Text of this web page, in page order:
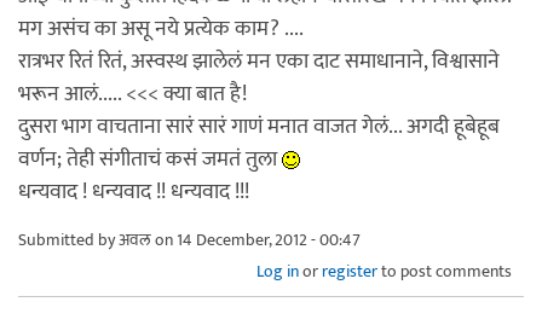
मग असंच का असू नये प्रत्येक काम? ....
रात्रभर रितं रितं, अस्वस्थ झालेलं मन एका दाट समाधानाने, विश्वासाने
भरून आलं..... <<< क्या बात है!
दुसरा भाग वाचताना सारं सारं गाणं मनात वाजत गेलं... अगदी हूबेहूब
वर्णन; तेही संगीताचं कसं जमतं तुला
धन्यवाद ! धन्यवाद !! धन्यवाद !!!
Submitted byअवलon 14 December, 2012 - 00:47
Log inorregisterto post comments